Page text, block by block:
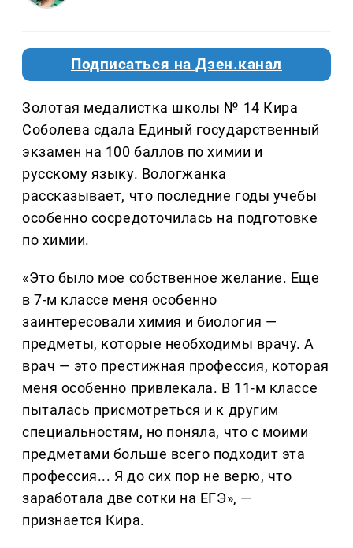
Подписаться на Дзен.канал
Золотая медалистка школы № 14 Кира
Соболева сдала Единый государственный
экзамен на 100 баллов по химии и
русскому языку. Вологжанка
рассказывает, что последние годы учебы
особенно сосредоточилась на подготовке
по химии.
«Это было мое собственное желание. Еще
в 7-м классе меня особенно
заинтересовали химия и биология —
предметы, которые необходимы врачу. А
врач — это престижная профессия, которая
меня особенно привлекала. В 11-м классе
пыталась присмотреться и к другим
специальностям, но поняла, что с моими
предметами больше всего подходит эта
профессия... Я до сих пор не верю, что
заработала две сотки на ЕГЭ», —
признается Кира.